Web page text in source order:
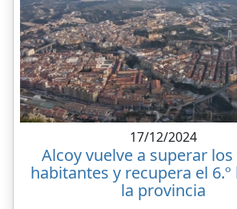
17/12/2024
Alcoy vuelve a superar los
habitantes y recupera el
la provincia